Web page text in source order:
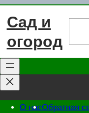
Перейти
Сад и
огород
О насОбратная